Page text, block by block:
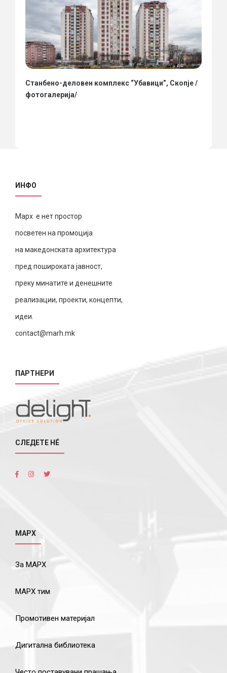
Станбено-деловен комплекс “Убавици”, Скопје /
фотогалерија/
ИНФО
Марх е нет простор
посветен на промоција
на македонската архитектура
пред пошироката јавност,
преку минатите и денешните
реализации, проекти, концепти,
идеи.
contact@marh.mk
ПАРТНЕРИ
СЛЕДЕТЕ НÉ
МАРХ
За МАРХ
МАРХ тим
Промотивен материјал
Дигитална библиотека